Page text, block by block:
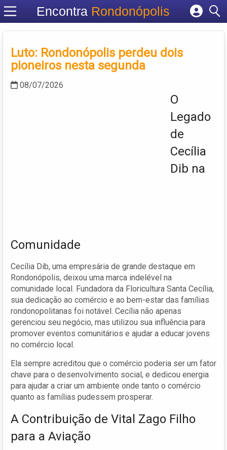
Encontra Rondonópolis
Cadastrar empresa
Criar conta
Luto: Rondonópolis perdeu dois
pioneiros nesta segunda
08/07/2026
O
Legado
de
Cecília
Dib na
Comunidade
Cecília Dib, uma empresária de grande destaque em
Rondonópolis, deixou uma marca indelével na
comunidade local. Fundadora da Floricultura Santa Cecília,
sua dedicação ao comércio e ao bem-estar das famílias
rondonopolitanas foi notável. Cecília não apenas
gerenciou seu negócio, mas utilizou sua influência para
promover eventos comunitários e ajudar a educar jovens
no comércio local.
Ela sempre acreditou que o comércio poderia ser um fator
chave para o desenvolvimento social, e dedicou energia
para ajudar a criar um ambiente onde tanto o comércio
quanto as famílias pudessem prosperar.
A Contribuição de Vital Zago Filho
para a Aviação